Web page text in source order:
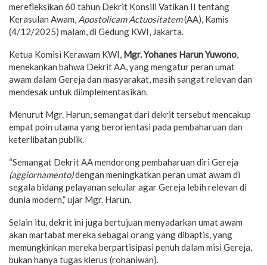
merefleksikan 60 tahun Dekrit Konsili Vatikan II tentang
Kerasulan Awam, Apostolicam Actuositatem(AA), Kamis
(4/12/2025) malam, di Gedung KWI, Jakarta.
Ketua Komisi Kerawam KWI, Mgr. Yohanes Harun Yuwono,
menekankan bahwa Dekrit AA, yang mengatur peran umat
awam dalam Gereja dan masyarakat, masih sangat relevan dan
mendesak untuk diimplementasikan.
Menurut Mgr. Harun, semangat dari dekrit tersebut mencakup
empat poin utama yang berorientasi pada pembaharuan dan
keterlibatan publik.
“Semangat Dekrit AA mendorong pembaharuan diri Gereja
(aggiornamento)dengan meningkatkan peran umat awam di
segala bidang pelayanan sekular agar Gereja lebih relevan di
dunia modern,” ujar Mgr. Harun.
Selain itu, dekrit ini juga bertujuan menyadarkan umat awam
akan martabat mereka sebagai orang yang dibaptis, yang
memungkinkan mereka berpartisipasi penuh dalam misi Gereja,
bukan hanya tugas klerus (rohaniwan).